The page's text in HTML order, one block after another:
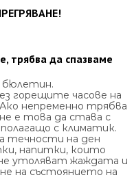
трябва да спазваме
бюлетин.
горещите часове на
непременно трябва
е това да става с
с климатик.
течности на ден
напитки, които
утоляват жаждата и
на състоянието на